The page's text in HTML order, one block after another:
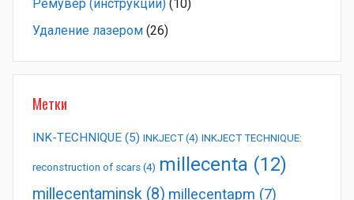
Ремувер (инструкции) (10)
Удаление лазером (26)
Метки
INK-TECHNIQUE (5) INKJECT (4) INKJECT TECHNIQUE:
reconstruction of scars (4) millecenta (12)
millecentaminsk (8) millecentapm (7)